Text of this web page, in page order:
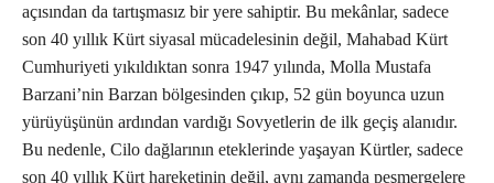
açısından da tartışmasız bir yere sahiptir. Bu mekânlar, sadece
son 40 yıllık Kürt siyasal mücadelesinin değil, Mahabad Kürt
Cumhuriyeti yıkıldıktan sonra 1947 yılında, Molla Mustafa
Barzani’nin Barzan bölgesinden çıkıp, 52 gün boyunca uzun
yürüyüşünün ardından vardığı Sovyetlerin de ilk geçiş alanıdır.
Bu nedenle, Cilo dağlarının eteklerinde yaşayan Kürtler, sadece
son 40 yıllık Kürt hareketinin değil, aynı zamanda peşmergelere